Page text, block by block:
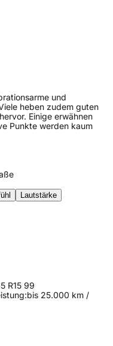
und
heben zudem guten
Einige erwähnen
Punkte werden kaum
Lautstärke
R15 99
bis 25.000 km /